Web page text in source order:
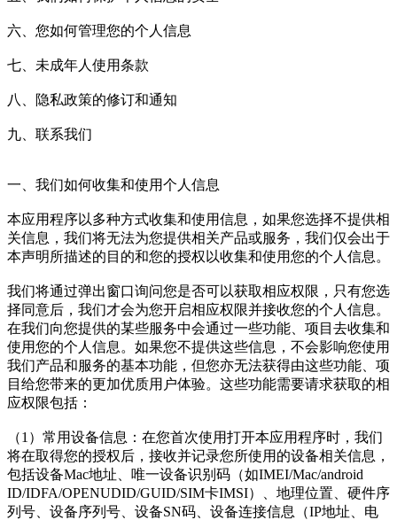
六、您如何管理您的个人信息
七、未成年人使用条款
八、隐私政策的修订和通知
九、联系我们
一、我们如何收集和使用个人信息
本应用程序以多种方式收集和使用信息，如果您选择不提供相
关信息，我们将无法为您提供相关产品或服务，我们仅会出于
本声明所描述的目的和您的授权以收集和使用您的个人信息。
我们将通过弹出窗口询问您是否可以获取相应权限，只有您选
择同意后，我们才会为您开启相应权限并接收您的个人信息。
在我们向您提供的某些服务中会通过一些功能、项目去收集和
使用您的个人信息。如果您不提供这些信息，不会影响您使用
我们产品和服务的基本功能，但您亦无法获得由这些功能、项
目给您带来的更加优质用户体验。这些功能需要请求获取的相
应权限包括：
（1）常用设备信息：在您首次使用打开本应用程序时，我们
将在取得您的授权后，接收并记录您所使用的设备相关信息，
包括设备Mac地址、唯一设备识别码（如IMEI/Mac/android
ID/IDFA/OPENUDID/GUID/SIM卡IMSI）、地理位置、硬件序
列号、设备序列号、设备SN码、设备连接信息（IP地址、电